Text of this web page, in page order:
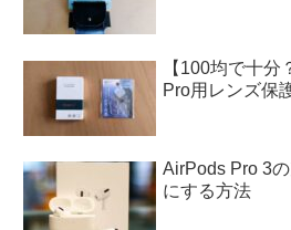
【100均で十
Pro用レンズ保
AirPods Pro 3
にする方法